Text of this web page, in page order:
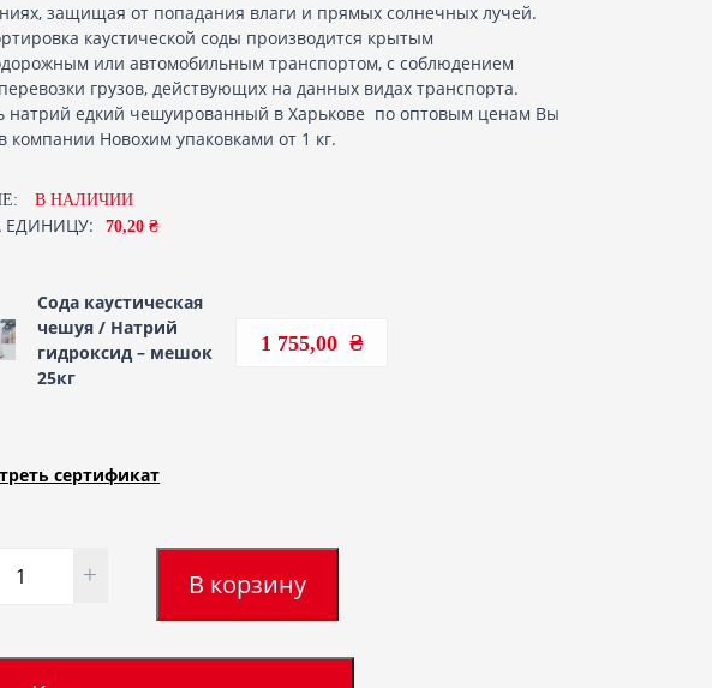
защищая от попадания влаги и прямых солнечных лучей.
каустической соды производится крытым
или автомобильным транспортом, с соблюдением
грузов, действующих на данных видах транспорта.
натрий едкий чешуированный в Харькове по оптовым ценам Вы
компании Новохим упаковками от 1 кг.
Сода каустическая
чешуя / Натрий
гидроксид – мешок
25кг
1 755,00
В НАЛИЧИИ
ЕДИНИЦУ: 70,20 ₴
сертификат
В корзину